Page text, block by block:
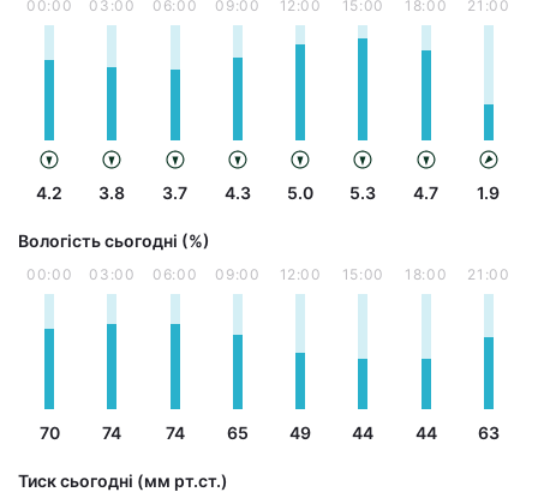
00:00
4.2
03:00
3.8
06:00
3.7
09:00
4.3
12:00
5.0
15:00
5.3
18:00
4.7
21:00
1.9
Вологість сьогодні (%)
00:00
70
03:00
74
06:00
74
09:00
65
12:00
49
15:00
44
18:00
44
21:00
63
Тиск сьогодні (мм рт.ст.)